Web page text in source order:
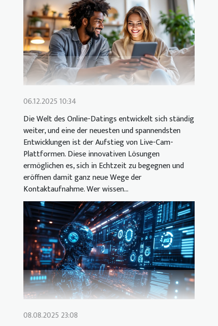
06.12.2025 10:34
Die Welt des Online-Datings entwickelt sich ständig
weiter, und eine der neuesten und spannendsten
Entwicklungen ist der Aufstieg von Live-Cam-
Plattformen. Diese innovativen Lösungen
ermöglichen es, sich in Echtzeit zu begegnen und
eröffnen damit ganz neue Wege der
Kontaktaufnahme. Wer wissen...
08.08.2025 23:08